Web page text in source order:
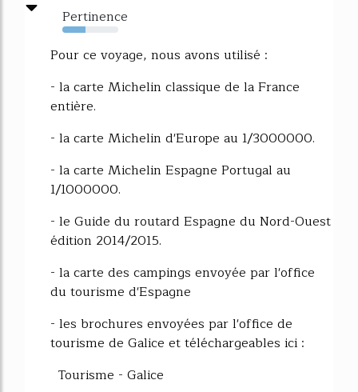
Pertinence
42%
Pour ce voyage, nous avons utilisé :
- la carte Michelin classique de la France
entière.
- la carte Michelin d'Europe au 1/3000000.
- la carte Michelin Espagne Portugal au
1/1000000.
- le Guide du routard Espagne du Nord-Ouest
édition 2014/2015.
- la carte des campings envoyée par l'office
du tourisme d'Espagne
- les brochures envoyées par l'office de
tourisme de Galice et téléchargeables ici :
Tourisme - Galice